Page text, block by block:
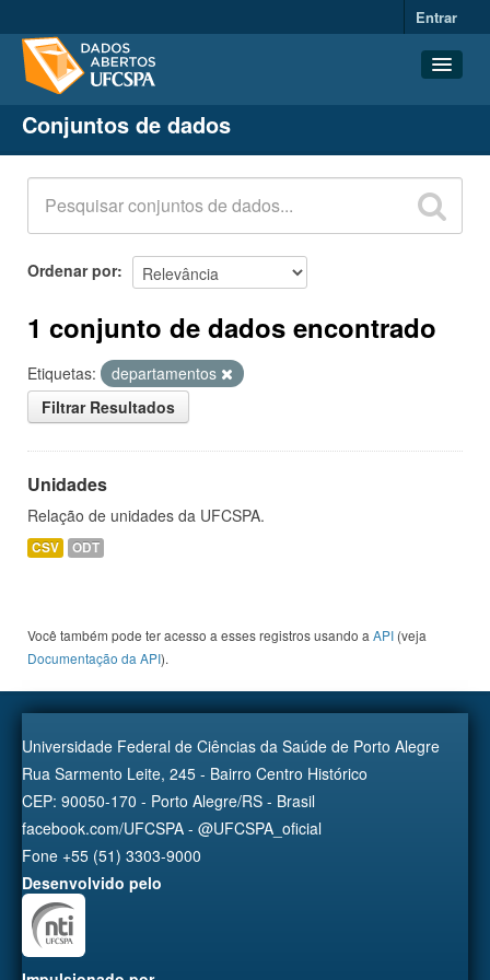
Entrar
Conjuntos de dados
Organizações
Grupos
Sobre
Conjuntos de dados
Ordenar por
1 conjunto de dados encontrado
Etiquetas:
departamentos
Filtrar Resultados
Unidades
Relação de unidades da UFCSPA.
CSV ODT
Você também pode ter acesso a esses registros usando a API (veja
Documentação da API).
Universidade Federal de Ciências da Saúde de Porto Alegre
Rua Sarmento Leite, 245 - Bairro Centro Histórico
CEP: 90050-170 - Porto Alegre/RS - Brasil
facebook.com/UFCSPA - @UFCSPA_oficial
Fone +55 (51) 3303-9000
Desenvolvido pelo